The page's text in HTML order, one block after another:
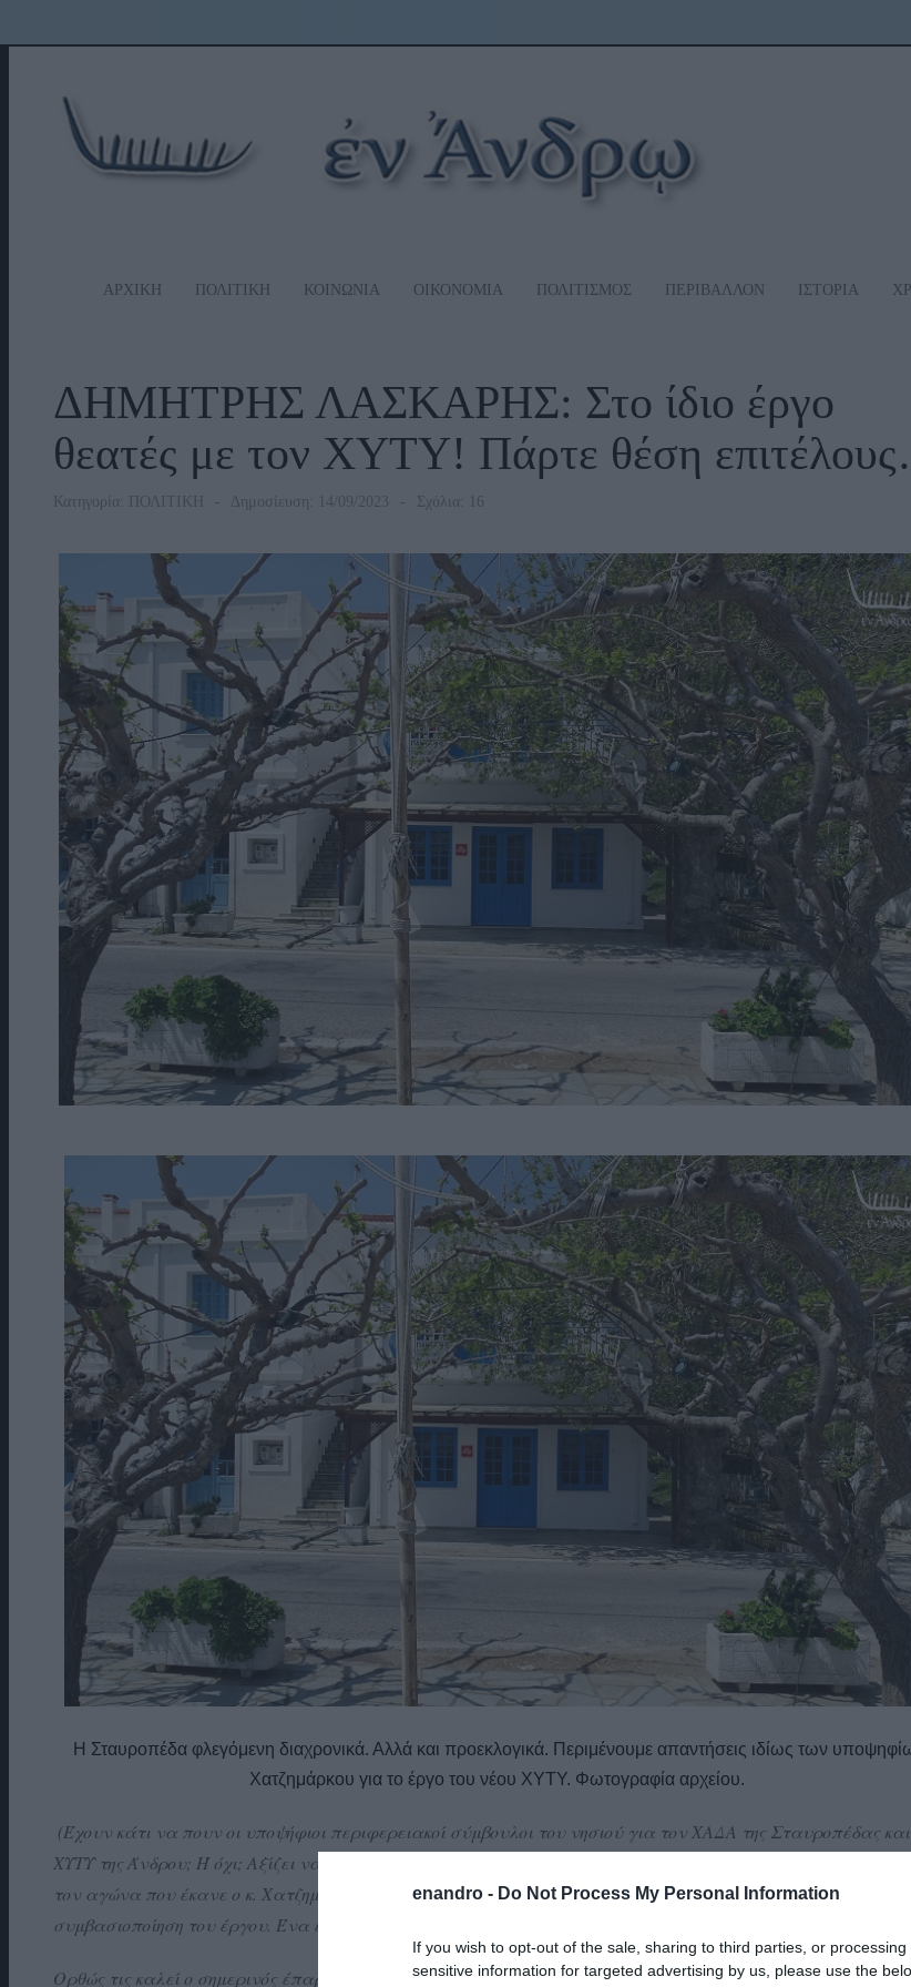
enandro - Do Not Process My Personal Information
If you wish to opt-out of the sale, sharing to third parties, or
sensitive information for targeted advertising by us, please use the
ΑΡΧΙΚΗ ΠΟΛΙΤΙΚΗ ΚΟΙΝΩΝΙΑ ΟΙΚΟΝΟΜΙΑ ΠΟΛΙΤΙΣΜΟΣ ΠΕΡΙΒΑΛΛΟΝ ΙΣΤΟΡΙΑ
ΔΗΜΗΤΡΗΣ ΛΑΣΚΑΡΗΣ: Στο ίδιο έργο
θεατές με τον ΧΥΤΥ! Πάρτε θέση
Κατηγορία: ΠΟΛΙΤΙΚΗ Δημοσίευση: 14/09/2023 Σχόλια: 16
Η Σταυροπέδα φλεγόμενη διαχρονικά. Αλλά και προεκλογικά. Περιμένουμε απαντήσεις ιδίως των
Χατζημάρκου για το έργο του νέου ΧΥΤΥ. Φωτογραφία αρχείου.
(Έχουν κάτι να πουν οι υποψήφιοι περιφερειακοί σύμβουλοι του νησιού για τον ΧΑΔΑ της Σταυροπέδας
ΧΥΤΥ της Άνδρου; Ή όχι; Αξίζει να μάθουμε αν η κ. Άννα Βρεττού και η κ. Έφη Βουτσινά-Μαλαταμπέ
τον αγώνα που έκανε ο κ. Χατζημάρκος με τον ΦΟΣΔΑ επί τετραετία για την δημοπράτηση και την
συμβασιοποίηση του έργου. Ένα έργο που ήδη ξεκινά; Μέχρι σήμερα δεν έχουμε ακούσει λέξη.
Ορθώς τις καλεί ο σημερινός έπαρχος Δημήτρης Λάσκαρης (που και έχει τρέξει χρόνια για τα σκουπίδια και